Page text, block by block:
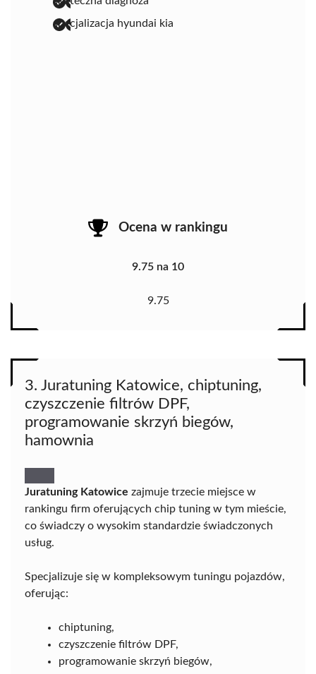
specjalizacja hyundai kia
Ocena w rankingu
9.75 na 10
9.75
3. Juratuning Katowice, chiptuning,
czyszczenie filtrów DPF,
programowanie skrzyń biegów,
hamownia
Juratuning Katowice zajmuje trzecie miejsce w
rankingu firm oferujących chip tuning w tym mieście,
co świadczy o wysokim standardzie świadczonych
usług.
Specjalizuje się w kompleksowym tuningu pojazdów,
oferując:
chiptuning,
czyszczenie filtrów DPF,
programowanie skrzyń biegów,